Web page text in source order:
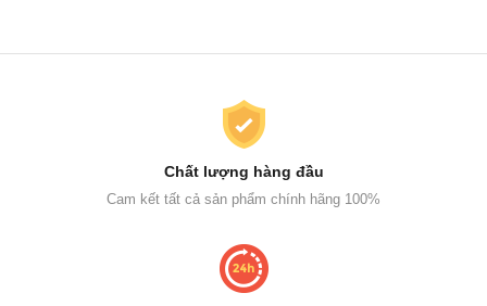
Chất lượng hàng đầu
Cam kết tất cả sản phẩm chính hãng 100%